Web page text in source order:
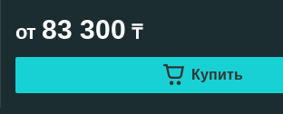
от 83 300 ₸
Купить